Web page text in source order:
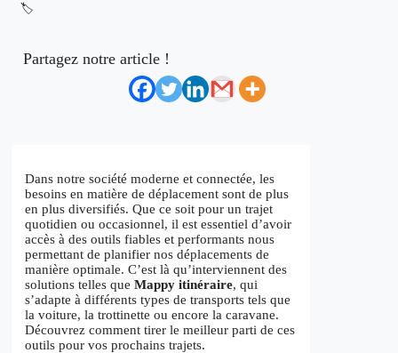
🏷️
Partagez notre article !
Dans notre société moderne et connectée, les
besoins en matière de déplacement sont de plus
en plus diversifiés. Que ce soit pour un trajet
quotidien ou occasionnel, il est essentiel d’avoir
accès à des outils fiables et performants nous
permettant de planifier nos déplacements de
manière optimale. C’est là qu’interviennent des
solutions telles que Mappy itinéraire, qui
s’adapte à différents types de transports tels que
la voiture, la trottinette ou encore la caravane.
Découvrez comment tirer le meilleur parti de ces
outils pour vos prochains trajets.